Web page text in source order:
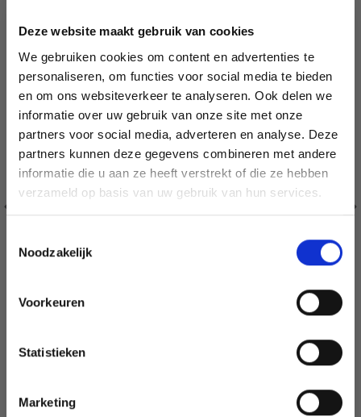
Deze website maakt gebruik van cookies
We gebruiken cookies om content en advertenties te
personaliseren, om functies voor social media te bieden
en om ons websiteverkeer te analyseren. Ook delen we
informatie over uw gebruik van onze site met onze
partners voor social media, adverteren en analyse. Deze
partners kunnen deze gegevens combineren met andere
informatie die u aan ze heeft verstrekt of die ze hebben
verzameld op basis van uw gebruik van hun services.
Noodzakelijk
Voorkeuren
Statistieken
Marketing
Économisez jusqu'à 50 %
Soyez le premier à connaître nos soldes et
Wil je liever nieuws ontvangen over onze